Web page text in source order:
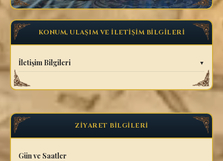
KONUM, ULAŞIM VE İLETİŞİM BİLGİLERİ
İletişim Bilgileri ▼
ZİYARET BİLGİLERİ
Gün ve Saatler